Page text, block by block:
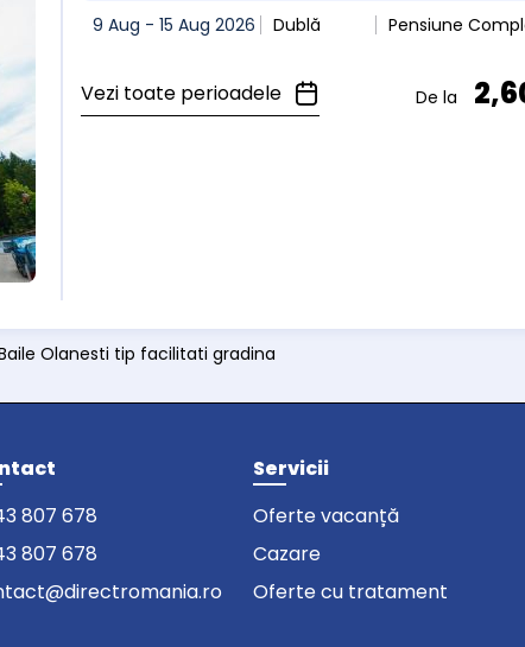
9 Aug - 15 Aug 2026
Dublă Pensiune
Vezi toate perioadele De la
Olanesti tip facilitati gradina
807 678
807 678
Servicii
Oferte vacanță
Cazare
Oferte cu tratament